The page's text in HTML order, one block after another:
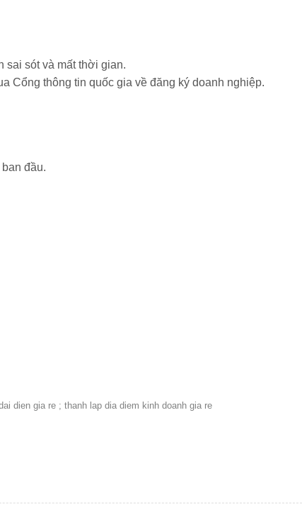
sai sót và mất thời gian.
Cổng thông tin quốc gia về đăng ký doanh nghiệp.
đầu.
dien gia re ; thanh lap dia diem kinh doanh gia re